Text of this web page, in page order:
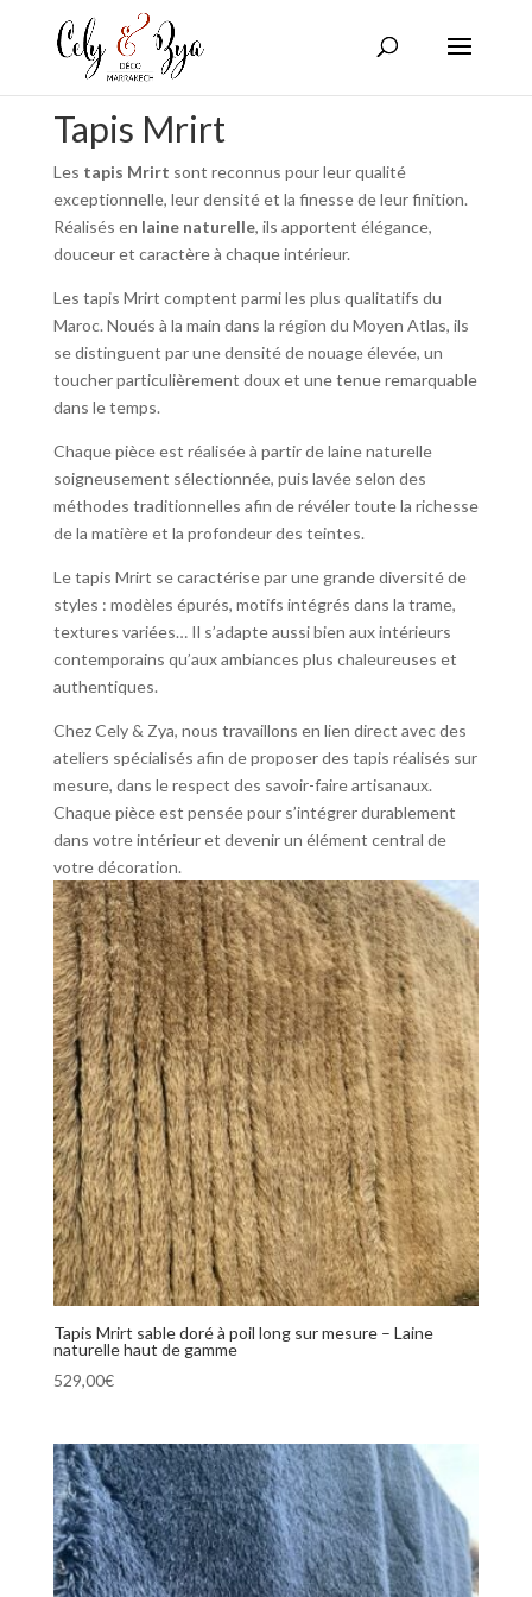
Tapis Mrirt
Les tapis Mrirt sont reconnus pour leur qualité
exceptionnelle, leur densité et la finesse de leur finition.
Réalisés en laine naturelle, ils apportent élégance,
douceur et caractère à chaque intérieur.
Les tapis Mrirt comptent parmi les plus qualitatifs du
Maroc. Noués à la main dans la région du Moyen Atlas, ils
se distinguent par une densité de nouage élevée, un
toucher particulièrement doux et une tenue remarquable
dans le temps.
Chaque pièce est réalisée à partir de laine naturelle
soigneusement sélectionnée, puis lavée selon des
méthodes traditionnelles afin de révéler toute la richesse
de la matière et la profondeur des teintes.
Le tapis Mrirt se caractérise par une grande diversité de
styles : modèles épurés, motifs intégrés dans la trame,
textures variées… Il s’adapte aussi bien aux intérieurs
contemporains qu’aux ambiances plus chaleureuses et
authentiques.
Chez Cely & Zya, nous travaillons en lien direct avec des
ateliers spécialisés afin de proposer des tapis réalisés sur
mesure, dans le respect des savoir-faire artisanaux.
Chaque pièce est pensée pour s’intégrer durablement
dans votre intérieur et devenir un élément central de
votre décoration.
Tapis Mrirt sable doré à poil long sur mesure – Laine
naturelle haut de gamme
529,00€